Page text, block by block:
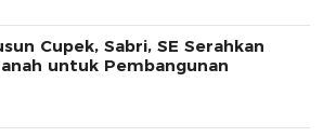
Cupek, Sabri, SE Serahkan
untuk Pembangunan